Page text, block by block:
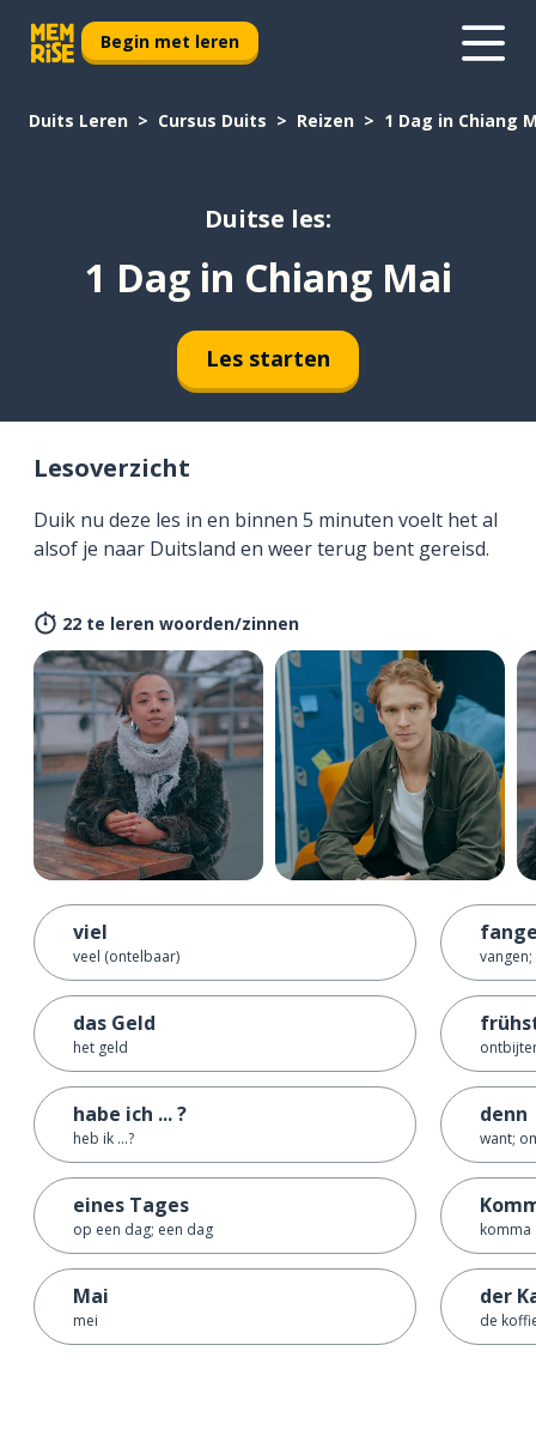
Begin met leren
Duits Leren Cursus Duits Reizen 1 Dag in Chiang
Duitse les:
1 Dag in Chiang Mai
Les starten
Lesoverzicht
Duik nu deze les in en binnen 5 minuten voelt het al
alsof je naar Duitsland en weer terug bent gereisd.
22 te leren woorden/zinnen
viel
veel (ontelbaar)
das Geld
het geld
habe ich ... ?
heb ik ...?
eines Tages
op een dag; een dag
Mai
mei
denn
want;
komma
der
de